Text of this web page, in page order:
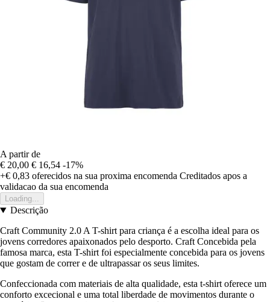
A partir de
€ 20,00 € 16,54 -17%
+€ 0,83 oferecidos na sua proxima encomenda Creditados apos a
validacao da sua encomenda
Loading...
Descrição
Craft Community 2.0 A T-shirt para criança é a escolha ideal para os
jovens corredores apaixonados pelo desporto. Craft Concebida pela
famosa marca, esta T-shirt foi especialmente concebida para os jovens
que gostam de correr e de ultrapassar os seus limites.
Confeccionada com materiais de alta qualidade, esta t-shirt oferece um
conforto excecional e uma total liberdade de movimentos durante o